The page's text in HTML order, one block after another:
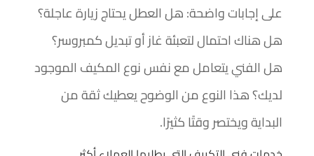
على إجابات واضحة: هل العطل يحتاج زيارة عاجلة؟
هل هناك احتمال لتعبئة غاز أو تبديل كمبروسر؟
هل الفني يتعامل مع نفس نوع المكيف الموجود
لديك؟ هذا النوع من الوضوح يعطيك ثقة من
البداية ويختصر وقتًا كثيرًا.